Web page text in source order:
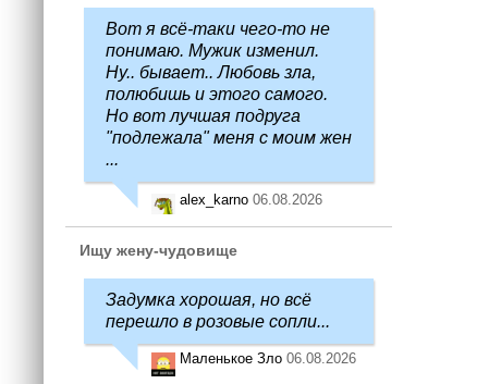
Вот я всё-таки чего-то не
понимаю. Мужик изменил.
Ну.. бывает.. Любовь зла,
полюбишь и этого самого.
Но вот лучшая подруга
"подлежала" меня с моим жен
...
alex_karno 06.08.2026
Ищу жену-чудовище
Задумка хорошая, но всё
перешло в розовые сопли...
Маленькое Зло 06.08.2026